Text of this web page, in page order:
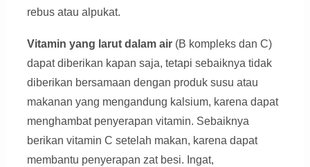
rebus atau alpukat.
Vitamin yang larut dalam air(B kompleks dan C)
dapat diberikan kapan saja, tetapi sebaiknya tidak
diberikan bersamaan dengan produk susu atau
makanan yang mengandung kalsium, karena dapat
menghambat penyerapan vitamin. Sebaiknya
berikan vitamin C setelah makan, karena dapat
membantu penyerapan zat besi. Ingat,